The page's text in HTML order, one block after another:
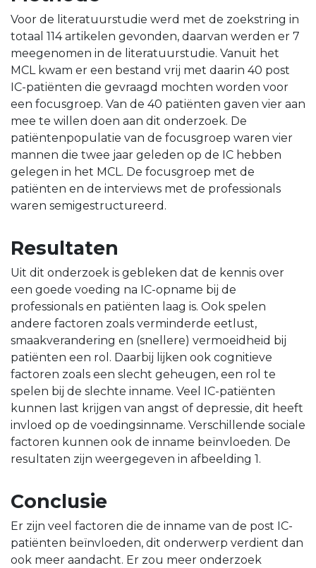
Voor de literatuurstudie werd met de zoekstring in
totaal 114 artikelen gevonden, daarvan werden er 7
meegenomen in de literatuurstudie. Vanuit het
MCL kwam er een bestand vrij met daarin 40 post
IC-patiënten die gevraagd mochten worden voor
een focusgroep. Van de 40 patiënten gaven vier aan
mee te willen doen aan dit onderzoek. De
patiëntenpopulatie van de focusgroep waren vier
mannen die twee jaar geleden op de IC hebben
gelegen in het MCL. De focusgroep met de
patiënten en de interviews met de professionals
waren semigestructureerd.
Resultaten
Uit dit onderzoek is gebleken dat de kennis over
een goede voeding na IC-opname bij de
professionals en patiënten laag is. Ook spelen
andere factoren zoals verminderde eetlust,
smaakverandering en (snellere) vermoeidheid bij
patiënten een rol. Daarbij lijken ook cognitieve
factoren zoals een slecht geheugen, een rol te
spelen bij de slechte inname. Veel IC-patiënten
kunnen last krijgen van angst of depressie, dit heeft
invloed op de voedingsinname. Verschillende sociale
factoren kunnen ook de inname beïnvloeden. De
resultaten zijn weergegeven in afbeelding 1.
Conclusie
Er zijn veel factoren die de inname van de post IC-
patiënten beïnvloeden, dit onderwerp verdient dan
ook meer aandacht. Er zou meer onderzoek